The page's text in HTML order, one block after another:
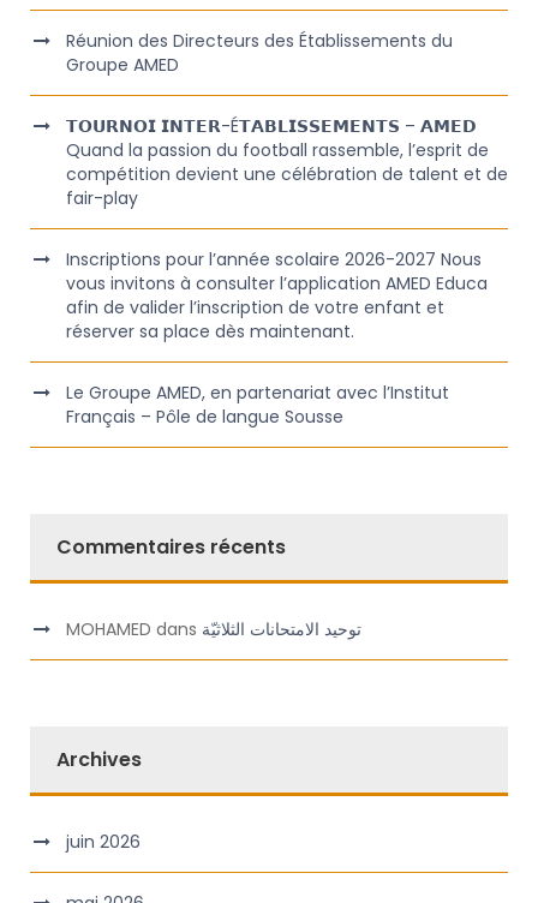
Réunion des Directeurs des Établissements du
Groupe AMED
𝗧𝗢𝗨𝗥𝗡𝗢𝗜 𝗜𝗡𝗧𝗘𝗥-É𝗧𝗔𝗕𝗟𝗜𝗦𝗦𝗘𝗠𝗘𝗡𝗧𝗦 – 𝗔𝗠𝗘𝗗
Quand la passion du football rassemble, l’esprit de
compétition devient une célébration de talent et de
fair-play
Inscriptions pour l’année scolaire 2026-2027 Nous
vous invitons à consulter l’application AMED Educa
afin de valider l’inscription de votre enfant et
réserver sa place dès maintenant.
Le Groupe AMED, en partenariat avec l’Institut
Français – Pôle de langue Sousse
Commentaires récents
MOHAMED dans توحيد الامتحانات الثلاثيّة
Archives
juin 2026